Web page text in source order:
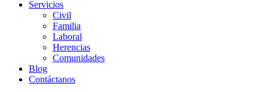
Servicios
Civil
Familia
Laboral
Herencias
Comunidades
Blog
Contáctanos